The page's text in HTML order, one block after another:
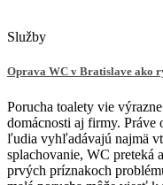
Služby
Oprava WC v Bratislave ako
Porucha toalety vie
domácnosti aj firmy. Práve
ľudia vyhľadávajú najmä
splachovanie, WC preteká
prvých príznakoch